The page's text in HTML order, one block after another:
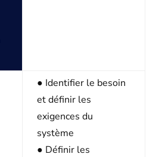
● Identifier le besoin
et définir les
exigences du
système
● Définir les